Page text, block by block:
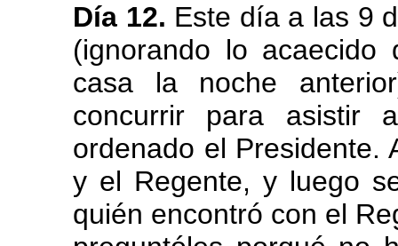
Día 12. Este día a las 9
(ignorando lo
casa la noche
concurrir para asistir
ordenado el Presidente.
y el Regente, y luego
quién encontró con el